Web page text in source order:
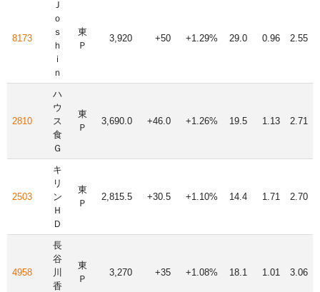
8173
Ｊ
ｏ
ｓ
ｈ
ｉ
ｎ
東
Ｐ
3,920 +50 +1.29% 29.0 0.96 2.55
2810
ハ
ウ
ス
食
Ｇ
東
Ｐ
3,690.0 +46.0 +1.26% 19.5 1.13 2.71
2503
キ
リ
ン
Ｈ
Ｄ
東
Ｐ
2,815.5 +30.5 +1.10% 14.4 1.71 2.70
4958
長
谷
川
香
東
Ｐ
3,270 +35 +1.08% 18.1 1.01 3.06